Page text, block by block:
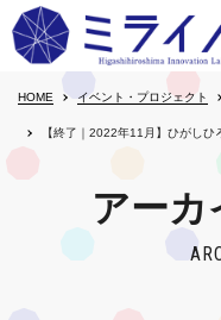
HOME イベント・プロジェクト
【終了｜2022年11月】ひがし
アーカ